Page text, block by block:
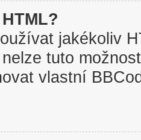
jakékoliv
tuto
vlastní